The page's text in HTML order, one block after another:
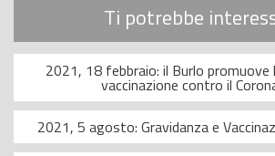
Ti potrebbe
2021, 18 febbraio: il Burlo promuove
vaccinazione contro il
2021, 5 agosto: Gravidanza e